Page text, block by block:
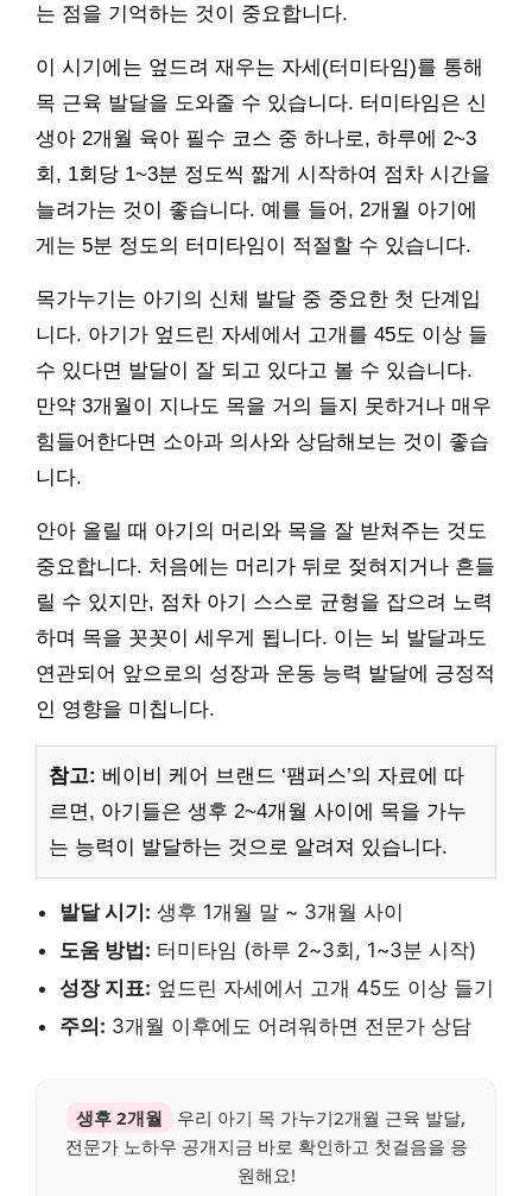
는 점을 기억하는 것이 중요합니다.
이 시기에는 엎드려 재우는 자세(터미타임)를 통해
목 근육 발달을 도와줄 수 있습니다. 터미타임은 신
생아 2개월 육아 필수 코스 중 하나로, 하루에 2~3
회, 1회당 1~3분 정도씩 짧게 시작하여 점차 시간을
늘려가는 것이 좋습니다. 예를 들어, 2개월 아기에
게는 5분 정도의 터미타임이 적절할 수 있습니다.
목가누기는 아기의 신체 발달 중 중요한 첫 단계입
니다. 아기가 엎드린 자세에서 고개를 45도 이상 들
수 있다면 발달이 잘 되고 있다고 볼 수 있습니다.
만약 3개월이 지나도 목을 거의 들지 못하거나 매우
힘들어한다면 소아과 의사와 상담해보는 것이 좋습
니다.
안아 올릴 때 아기의 머리와 목을 잘 받쳐주는 것도
중요합니다. 처음에는 머리가 뒤로 젖혀지거나 흔들
릴 수 있지만, 점차 아기 스스로 균형을 잡으려 노력
하며 목을 꼿꼿이 세우게 됩니다. 이는 뇌 발달과도
연관되어 앞으로의 성장과 운동 능력 발달에 긍정적
인 영향을 미칩니다.
참고: 베이비 케어 브랜드 ‘팸퍼스’의 자료에 따
르면, 아기들은 생후 2~4개월 사이에 목을 가누
는 능력이 발달하는 것으로 알려져 있습니다.
발달 시기: 생후 1개월 말 ~ 3개월 사이
도움 방법: 터미타임 (하루 2~3회, 1~3분 시작)
성장 지표: 엎드린 자세에서 고개 45도 이상 들기
주의: 3개월 이후에도 어려워하면 전문가 상담
생후 2개월
우리 아기 목 가누기2개월 근육 발달,
전문가 노하우 공개지금 바로 확인하고 첫걸음을 응
원해요!